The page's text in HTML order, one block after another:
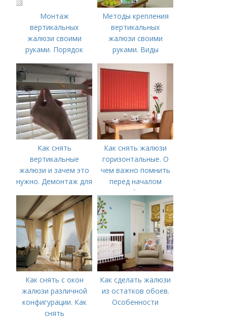
Монтаж
вертикальных
жалюзи своими
руками. Порядок
Методы крепления
вертикальных
жалюзи своими
руками. Виды
Как снять
вертикальные
жалюзи и зачем это
нужно. Демонтаж для
Как снять жалюзи
горизонтальные. О
чем важно помнить
перед началом
работ?
Как снять с окон
жалюзи различной
конфигурации. Как
снять
Как сделать жалюзи
из остатков обоев.
Особенности